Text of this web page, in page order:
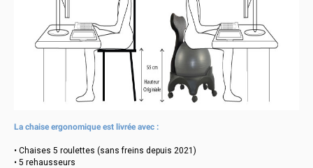
La chaise ergonomique est livrée avec :
• Chaises 5 roulettes (sans freins depuis 2021)
• 5 rehausseurs